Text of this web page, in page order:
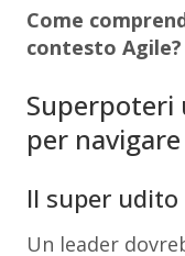
Come
contesto Agile?
Superpoteri
per
Il super udito
Un leader